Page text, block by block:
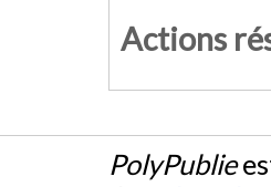
Actions
PolyPublie